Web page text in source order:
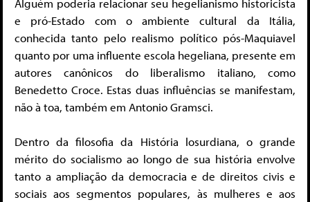
e pró-Estado com o ambiente cultural da Itália,
conhecida tanto pelo realismo político pós-Maquiavel
quanto por uma influente escola hegeliana, presente em
autores canônicos do liberalismo italiano, como
Benedetto Croce. Estas duas influências se manifestam,
não à toa, também em Antonio Gramsci.
Dentro da filosofia da História losurdiana, o grande
mérito do socialismo ao longo de sua história envolve
tanto a ampliação da democracia e de direitos civis e
sociais aos segmentos populares, às mulheres e aos